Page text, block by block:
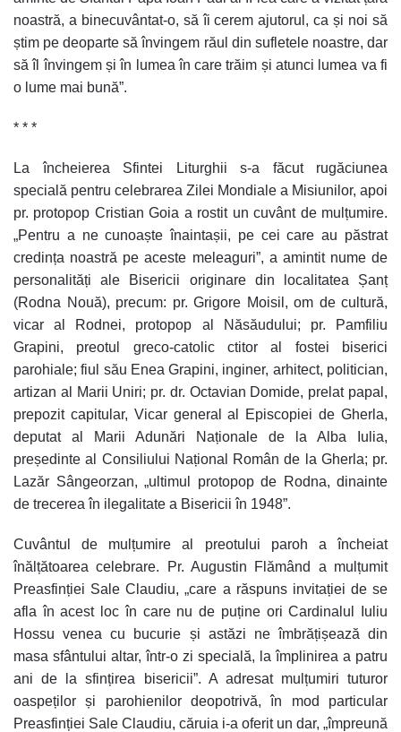
noastră, a binecuvântat-o, să îi cerem ajutorul, ca și noi să
știm pe deoparte să învingem răul din sufletele noastre, dar
să îl învingem și în lumea în care trăim și atunci lumea va fi
o lume mai bună”.
* * *
La încheierea Sfintei Liturghii s-a făcut rugăciunea
specială pentru celebrarea Zilei Mondiale a Misiunilor, apoi
pr. protopop Cristian Goia a rostit un cuvânt de mulțumire.
„Pentru a ne cunoaște înaintașii, pe cei care au păstrat
credința noastră pe aceste meleaguri”, a amintit nume de
personalități ale Bisericii originare din localitatea Șanț
(Rodna Nouă), precum: pr. Grigore Moisil , om de cultură,
vicar al Rodnei, protopop al Năsăudului; pr. Pamfiliu
Grapini, preotul greco-catolic ctitor al fostei biserici
parohiale; fiul său Enea Grapini, inginer, arhitect, politician,
artizan al Marii Uniri; pr. dr. Octavian Domide, prelat papal,
prepozit capitular, Vicar general al Episcopiei de Gherla,
deputat al Marii Adunări Naționale de la Alba Iulia,
președinte al Consiliului Național Român de la Gherla; pr.
Lazăr Sângeorzan, „ultimul protopop de Rodna, dinainte
de trecerea în ilegalitate a Bisericii în 1948”.
Cuvântul de mulțumire al preotului paroh a încheiat
înălțătoarea celebrare. Pr. Augustin Flămând a mulțumit
Preasfinției Sale Claudiu, „care a răspuns invitației de se
afla în acest loc în care nu de puține ori Cardinalul Iuliu
Hossu venea cu bucurie și astăzi ne îmbrățișează din
masa sfântului altar, într-o zi specială, la împlinirea a patru
ani de la sfințirea bisericii”. A adresat mulțumiri tuturor
oaspeților și parohienilor deopotrivă, în mod particular
Preasfinției Sale Claudiu, căruia i-a oferit un dar, „împreună